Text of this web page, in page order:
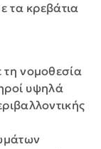
τα κρεβάτια
νομοθεσία
υψηλά